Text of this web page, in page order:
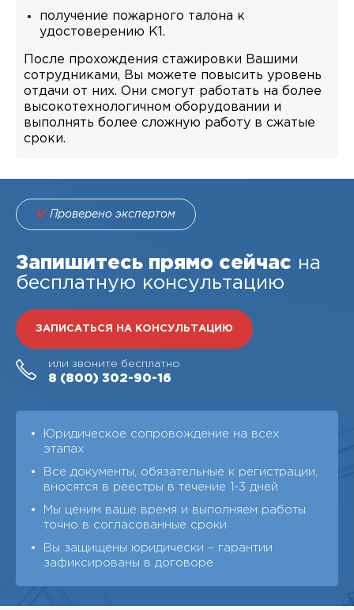
получение пожарного талона к
удостоверению К1.
После прохождения стажировки Вашими
сотрудниками, Вы можете повысить уровень
отдачи от них. Они смогут работать на более
высокотехнологичном оборудовании и
выполнять более сложную работу в сжатые
сроки.
Проверено экспертом
Запишитесь прямо сейчас на
бесплатную консультацию
ЗАПИСАТЬСЯ НА КОНСУЛЬТАЦИЮ
или звоните бесплатно
8 (800) 302-90-16
Юридическое сопровождение на всех
этапах
Все документы, обязательные к регистрации,
вносятся в реестры в течение 1-3 дней
Мы ценим ваше время и выполняем работы
точно в согласованные сроки
Вы защищены юридически – гарантии
зафиксированы в договоре